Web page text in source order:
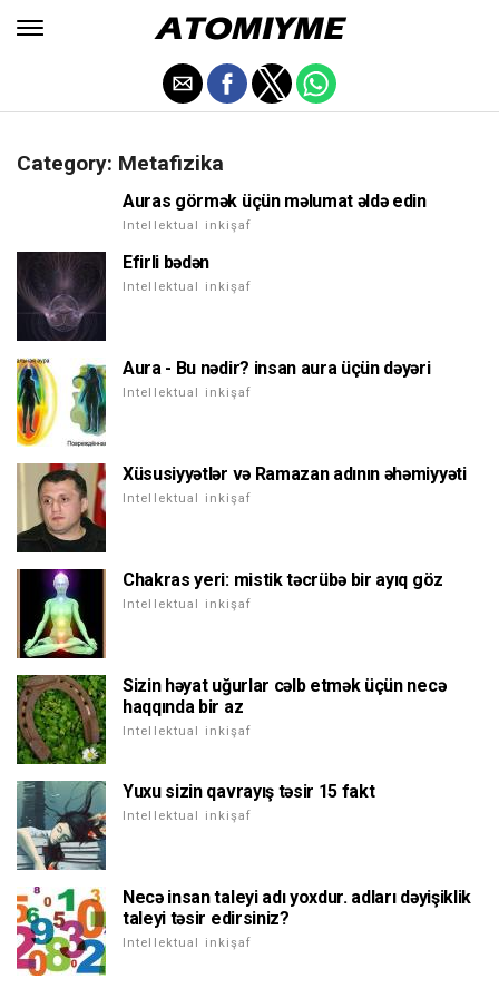
Category: Metafizika
Auras görmək üçün məlumat əldə edin
Intellektual inkişaf
Efirli bədən
Intellektual inkişaf
Aura - Bu nədir? insan aura üçün dəyəri
Intellektual inkişaf
Xüsusiyyətlər və Ramazan adının əhəmiyyəti
Intellektual inkişaf
Chakras yeri: mistik təcrübə bir ayıq göz
Intellektual inkişaf
Sizin həyat uğurlar cəlb etmək üçün necə
haqqında bir az
Intellektual inkişaf
Yuxu sizin qavrayış təsir 15 fakt
Intellektual inkişaf
Necə insan taleyi adı yoxdur. adları dəyişiklik
taleyi təsir edirsiniz?
Intellektual inkişaf